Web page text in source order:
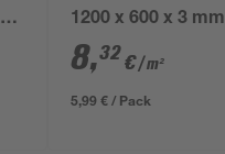
1200 x 600 x 3 mm
8,32€/ m²
5,99 € / Pack